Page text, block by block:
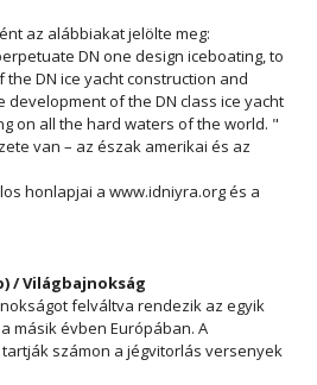
az alábbiakat jelölte meg:
DN one design iceboating, to
DN ice yacht construction and
development of the DN class ice yacht
on all the hard waters of the world. "
van – az észak amerikai és az
honlapjai a www.idniyra.org és a
/ Világbajnokság
felváltva rendezik az egyik
másik évben Európában. A
számon a jégvitorlás versenyek